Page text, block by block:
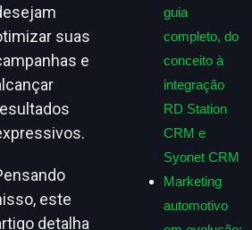
suas
e
este
detalha
guia
completo, do
conceito à
integração
RD Station
CRM e
Syonet CRM
Marketing
automotivo